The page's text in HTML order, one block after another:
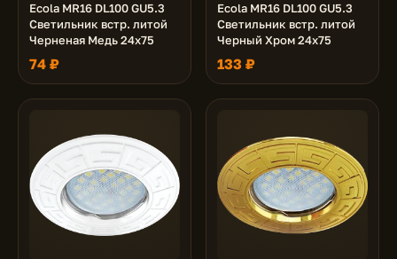
Ecola MR16 DL100 GU5.3
Светильник встр. литой
Черненая Медь 24x75
74 ₽
Ecola MR16 DL100 GU5.3
Светильник встр. литой
Черный Хром 24x75
133 ₽